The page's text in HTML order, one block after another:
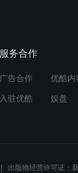
服务合作
广告合作 优酷内
入驻优酷 娱盘
出版物经营许可证：